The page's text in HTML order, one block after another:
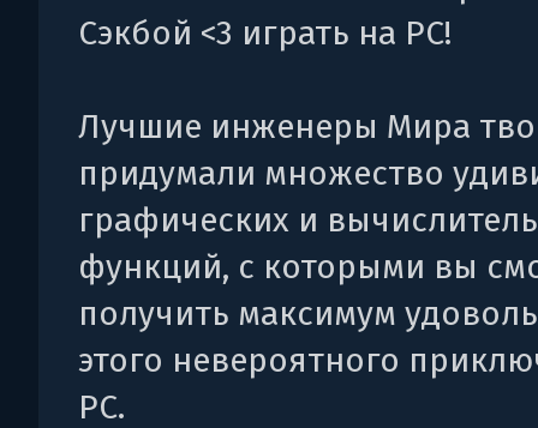
Сэкбой <3 играть на PC!
Лучшие инженеры Мира
придумали множество
графических и
функций, с которыми вы
получить максимум
этого невероятного
PC.